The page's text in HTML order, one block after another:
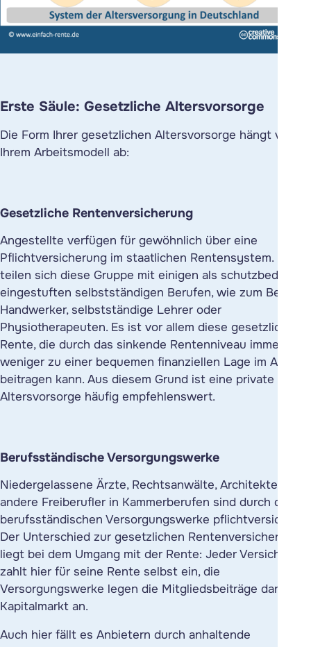
Erste Säule: Gesetzliche Altersvorsorge
Die Form Ihrer gesetzlichen Altersvorsorge hängt von
Ihrem Arbeitsmodell ab:
Gesetzliche Rentenversicherung
Angestellte verfügen für gewöhnlich über eine
Pflichtversicherung im staatlichen Rentensystem. Sie
teilen sich diese Gruppe mit einigen als schutzbedürftig
eingestuften selbstständigen Berufen, wie zum Beispiel
Handwerker, selbstständige Lehrer oder
Physiotherapeuten. Es ist vor allem diese gesetzliche
Rente, die durch das sinkende Rentenniveau immer
weniger zu einer bequemen finanziellen Lage im Alter
beitragen kann. Aus diesem Grund ist eine private
Altersvorsorge häufig empfehlenswert.
Berufsständische Versorgungswerke
Niedergelassene Ärzte, Rechtsanwälte, Architekten und
andere Freiberufler in Kammerberufen sind durch die
berufsständischen Versorgungswerke pflichtversichert.
Der Unterschied zur gesetzlichen Rentenversicherung
liegt bei dem Umgang mit der Rente: Jeder Versicherte
zahlt hier für seine Rente selbst ein, die
Versorgungswerke legen die Mitgliedsbeiträge dann am
Kapitalmarkt an.
Auch hier fällt es Anbietern durch anhaltende